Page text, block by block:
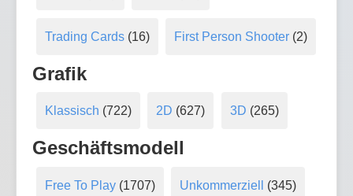
Trading Cards(16) First Person Shooter (2)
Grafik
Klassisch (722) 2D (627) 3D (265)
Geschäftsmodell
Free To Play(1707) Unkommerziell (345)